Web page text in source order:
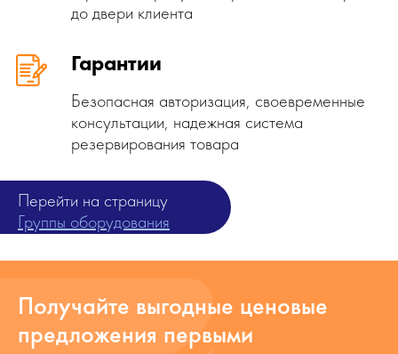
до двери клиента
Гарантии
Безопасная авторизация, своевременные
консультации, надежная система
резервирования товара
Перейти на страницу
Группы оборудования
Получайте выгодные ценовые
предложения первыми